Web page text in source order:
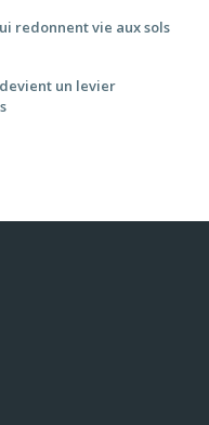
redonnent vie aux sols
un levier